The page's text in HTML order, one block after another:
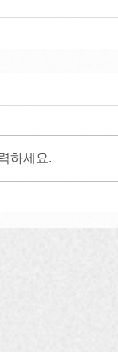
하세요.